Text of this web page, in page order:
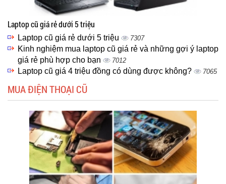
Laptop cũ giá rẻ dưới 5 triệu
Laptop cũ giá rẻ dưới 5 triệu 7307
Kinh nghiệm mua laptop cũ giá rẻ và những gợi ý laptop
giá rẻ phù hợp cho bạn
7012
Laptop cũ giá 4 triệu đồng có dùng được không? 7065
MUA ĐIỆN THOẠI CŨ